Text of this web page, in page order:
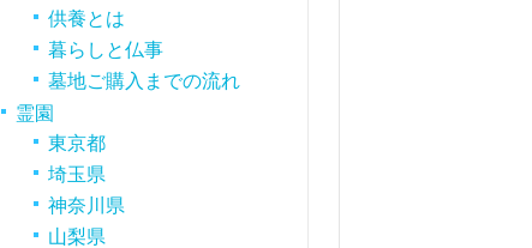
供養とは
暮らしと仏事
墓地ご購入までの流れ
霊園
東京都
埼玉県
神奈川県
山梨県